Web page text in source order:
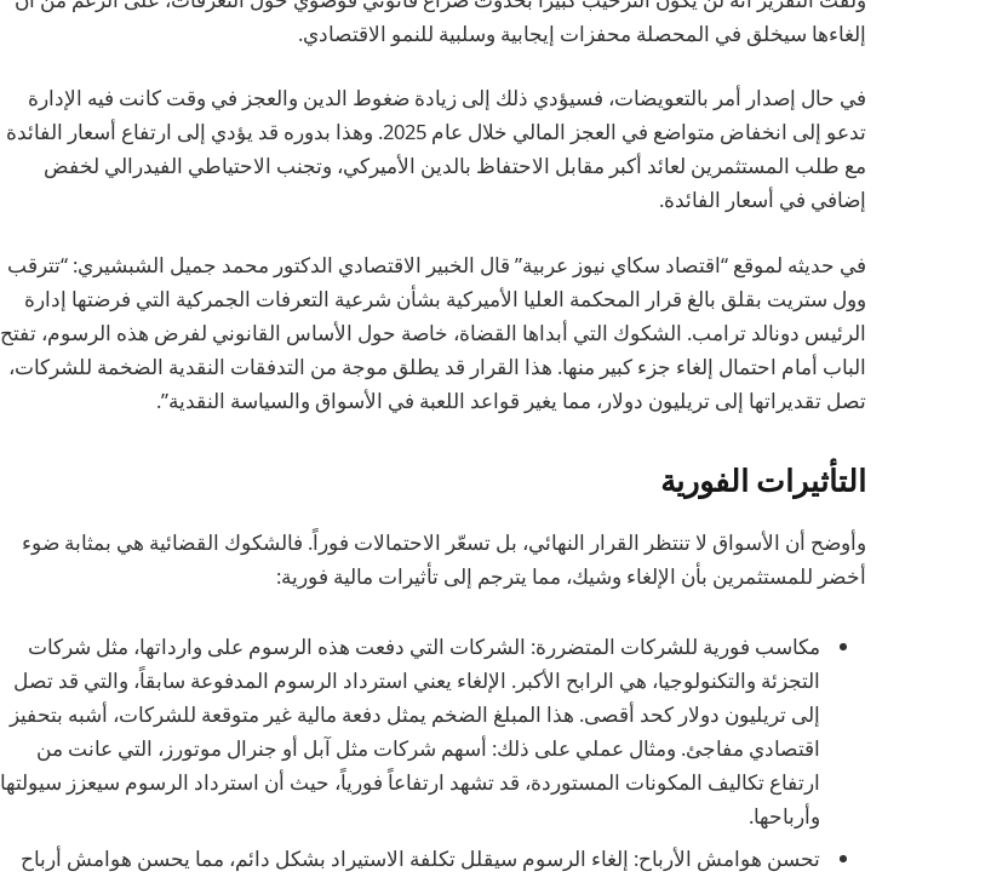
إلغاءها سيخلق في المحصلة محفزات إيجابية وسلبية للنمو الاقتصادي.
في حال إصدار أمر بالتعويضات، فسيؤدي ذلك إلى زيادة ضغوط الدين والعجز في وقت كانت فيه الإدارة
تدعو إلى انخفاض متواضع في العجز المالي خلال عام 2025. وهذا بدوره قد يؤدي إلى ارتفاع أسعار الفائدة
مع طلب المستثمرين لعائد أكبر مقابل الاحتفاظ بالدين الأميركي، وتجنب الاحتياطي الفيدرالي لخفض
إضافي في أسعار الفائدة.
في حديثه لموقع “اقتصاد سكاي نيوز عربية” قال الخبير الاقتصادي الدكتور محمد جميل الشبشيري: “تترقب
وول ستريت بقلق بالغ قرار المحكمة العليا الأميركية بشأن شرعية التعرفات الجمركية التي فرضتها إدارة
الرئيس دونالد ترامب. الشكوك التي أبداها القضاة، خاصة حول الأساس القانوني لفرض هذه الرسوم، تفتح
الباب أمام احتمال إلغاء جزء كبير منها. هذا القرار قد يطلق موجة من التدفقات النقدية الضخمة للشركات،
تصل تقديراتها إلى تريليون دولار، مما يغير قواعد اللعبة في الأسواق والسياسة النقدية”.
التأثيرات الفورية
وأوضح أن الأسواق لا تنتظر القرار النهائي، بل تسعّر الاحتمالات فوراً. فالشكوك القضائية هي بمثابة ضوء
أخضر للمستثمرين بأن الإلغاء وشيك، مما يترجم إلى تأثيرات مالية فورية:
مكاسب فورية للشركات المتضررة: الشركات التي دفعت هذه الرسوم على وارداتها، مثل شركات
التجزئة والتكنولوجيا، هي الرابح الأكبر. الإلغاء يعني استرداد الرسوم المدفوعة سابقاً، والتي قد تصل
إلى تريليون دولار كحد أقصى. هذا المبلغ الضخم يمثل دفعة مالية غير متوقعة للشركات، أشبه بتحفيز
اقتصادي مفاجئ. ومثال عملي على ذلك: أسهم شركات مثل آبل أو جنرال موتورز، التي عانت من
ارتفاع تكاليف المكونات المستوردة، قد تشهد ارتفاعاً فورياً، حيث أن استرداد الرسوم سيعزز سيولتها
وأرباحها.
تحسن هوامش الأرباح: إلغاء الرسوم سيقلل تكلفة الاستيراد بشكل دائم، مما يحسن هوامش أرباح